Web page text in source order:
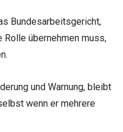
Bundesarbeitsgericht,
übernehmen muss,
und Warnung, bleibt
wenn er mehrere